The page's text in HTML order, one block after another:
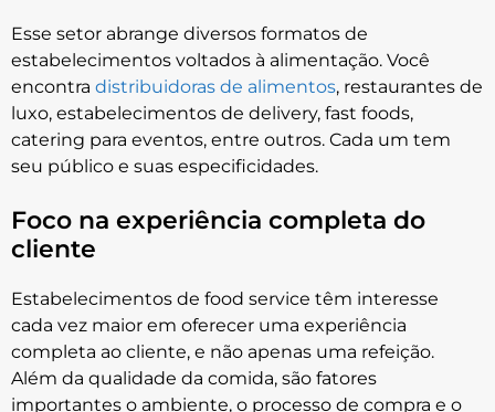
Esse setor abrange diversos formatos de
estabelecimentos voltados à alimentação. Você
encontra distribuidoras de alimentos, restaurantes de
luxo, estabelecimentos de delivery, fast foods,
catering para eventos, entre outros. Cada um tem
seu público e suas especificidades.
Foco na experiência completa do
cliente
Estabelecimentos de food service têm interesse
cada vez maior em oferecer uma experiência
completa ao cliente, e não apenas uma refeição.
Além da qualidade da comida, são fatores
importantes o ambiente, o processo de compra e o